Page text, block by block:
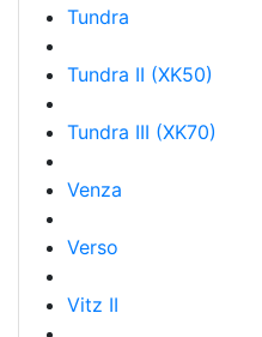
Tundra
Tundra II (XK50)
Tundra III (XK70)
Venza
Verso
Vitz II